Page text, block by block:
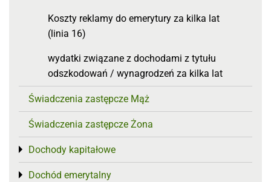
Koszty reklamy do emerytury za kilka lat
(linia 16)
wydatki związane z dochodami z tytułu
odszkodowań / wynagrodzeń za kilka lat
Świadczenia zastępcze Mąż
Świadczenia zastępcze Żona
Dochody kapitałowe
Toggle menu
Dochód emerytalny
Toggle menu